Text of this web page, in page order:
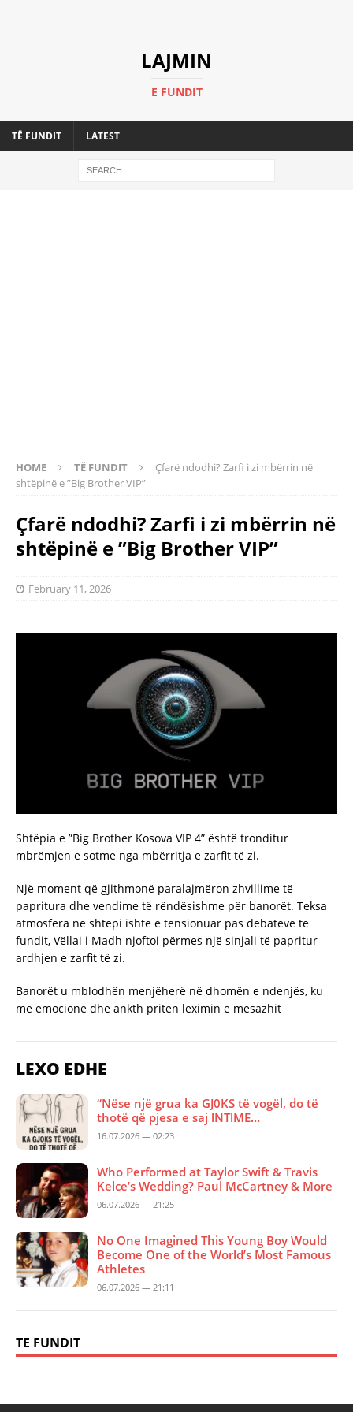
LAJMIN
E FUNDIT
TË FUNDIT LATEST
HOME TË FUNDIT
Çfarë ndodhi? Zarfi i zi mbërrin në
shtëpinë e ”Big Brother VIP”
Çfarë ndodhi? Zarfi i zi mbërrin në
shtëpinë e ”Big Brother VIP”
February 11, 2026
Shtëpia e ”Big Brother Kosova VIP 4” është tronditur
mbrëmjen e sotme nga mbërritja e zarfit të zi.
Një moment që gjithmonë paralajmëron zhvillime të
papritura dhe vendime të rëndësishme për banorët. Teksa
atmosfera në shtëpi ishte e tensionuar pas debateve të
fundit, Vëllai i Madh njoftoi përmes një sinjali të papritur
ardhjen e zarfit të zi.
Banorët u mblodhën menjëherë në dhomën e ndenjës, ku
me emocione dhe ankth pritën leximin e mesazhit
LEXO EDHE
“Nëse një grua ka GJ0KS të vogël, do të
thotë që pjesa e saj lNTlME…
16.07.2026 — 02:23
Who Performed at Taylor Swift & Travis
Kelce’s Wedding? Paul McCartney & More
06.07.2026 — 21:25
No One Imagined This Young Boy Would
Become One of the World’s Most Famous
Athletes
06.07.2026 — 21:11
TE FUNDIT